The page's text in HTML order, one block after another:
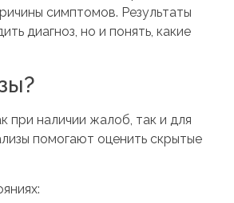
симптомов. Результаты
диагноз, но и понять, какие
при наличии жалоб, так и для
помогают оценить скрытые